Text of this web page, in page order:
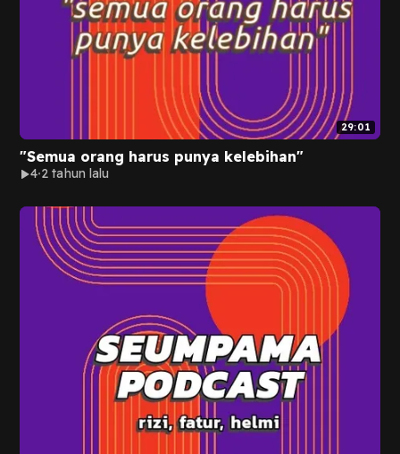
29:01
"Semua orang harus punya kelebihan"
4 2 tahun lalu